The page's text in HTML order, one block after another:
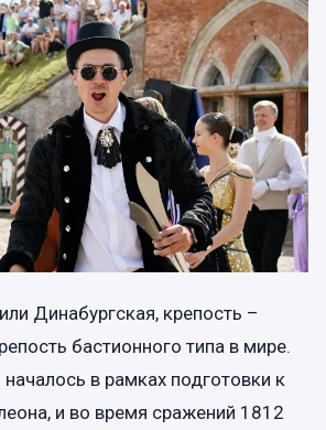
Динабургская, крепость –
бастионного типа в мире.
началось в рамках подготовки к
и во время сражений 1812